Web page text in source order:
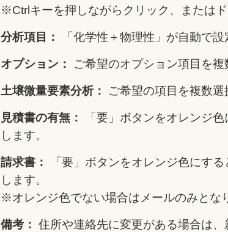
※Ctrlキーを押しながらクリック、または
分析項目： 「化学性＋物理性」が自動で設
オプション： ご希望のオプション項目を複
土壌微量要素分析： ご希望の項目を複数選
見積書の有無：
「要」ボタンをオレンジ
します。
請求書：
「要」ボタンをオレンジ色にす
します。
※オレンジ色でない場合はメールのみとな
備考： 住所や連絡先に変更がある場合は、